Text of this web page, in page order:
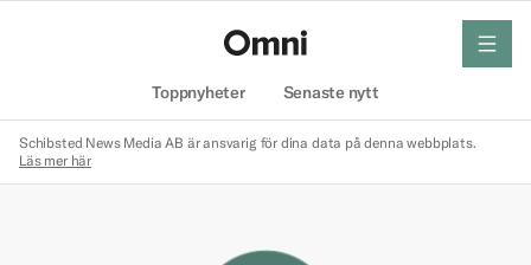
Toppnyheter Senaste nytt
meny
Schibsted News Media AB är ansvarig för dina data på denna webbplats.
Läs mer här